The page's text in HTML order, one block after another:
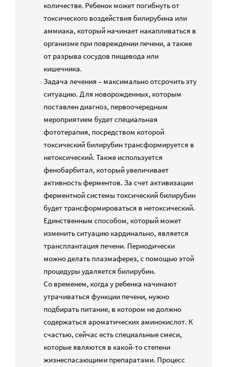
количестве. Ребенок может погибнуть от
токсического воздействия билирубина или
аммиака, который начинает накапливаться в
организме при повреждении печени, а также
от разрыва сосудов пищевода или
кишечника.
Задача лечения – максимально отсрочить эту
ситуацию. Для новорожденных, которым
поставлен диагноз, первоочередным
мероприятием будет специальная
фототерапия, посредством которой
токсический билирубин трансформируется в
нетоксический. Также используется
фенобарбитал, который увеличивает
активность ферментов. За счет активизации
ферментной системы токсический билирубин
будет трансформироваться в нетоксический.
Единственным способом, который может
изменить ситуацию кардинально, является
трансплантация печени. Периодически
можно делать плазмаферез, с помощью этой
процедуры удаляется билирубин.
Со временем, когда у ребенка начинают
утрачиваться функции печени, нужно
подбирать питание, в котором не должно
содержаться ароматических аминокислот. К
счастью, сейчас есть специальные смеси,
которые являются в какой-то степени
жизнеспасающими препаратами. Процесс